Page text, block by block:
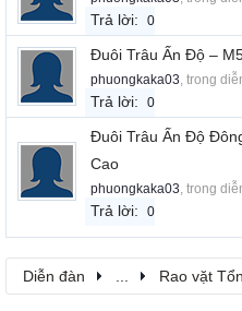
Trả lời: 0
Đuôi Trâu Ấn Độ –
phuongkaka03, trong
Trả lời: 0
Đuôi Trâu Ấn Độ
Cao
phuongkaka03, trong
Trả lời: 0
Diễn đàn Rao vặt